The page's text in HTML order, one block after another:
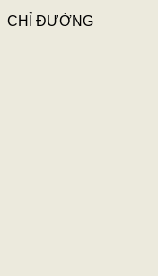
CHỈ ĐƯỜNG